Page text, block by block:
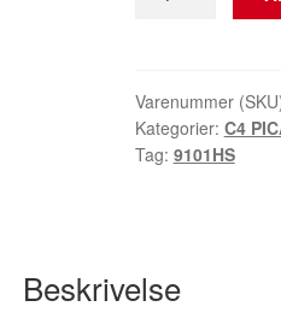
KTHB
antal
Varenummer
Kategorier: C4
Tag: 9101HS
Beskrivelse